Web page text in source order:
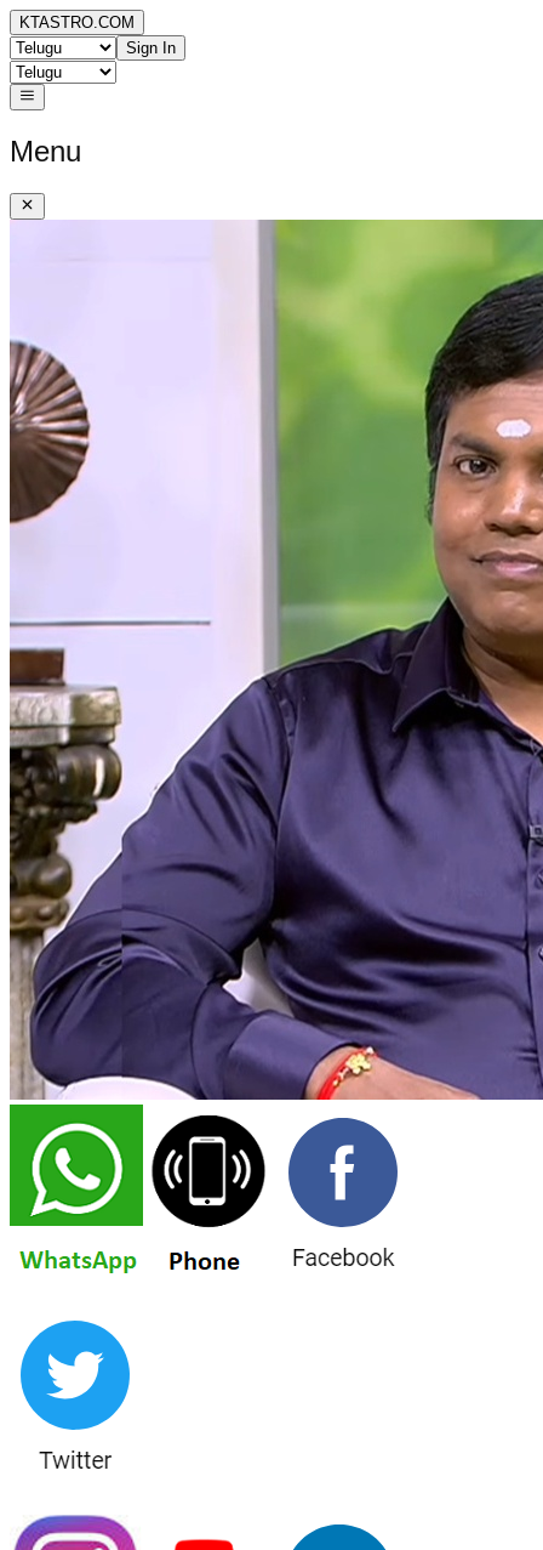
KTASTRO.COM
Sign In
Menu